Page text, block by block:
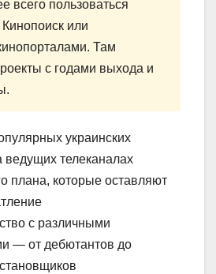
всего пользоваться
или
Там
с годами выхода и
украинских
ведущих телеканалах
плана, которые оставляют
с различными
— от дебютантов до